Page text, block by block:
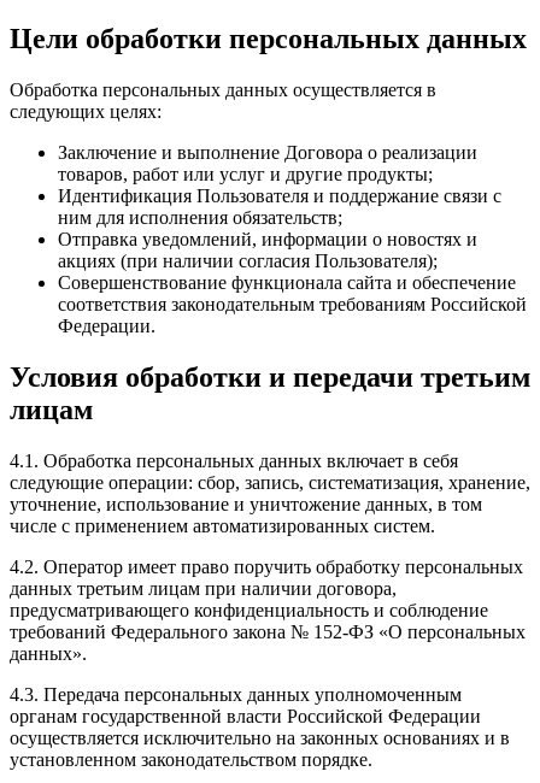
Цели обработки персональных данных
Обработка персональных данных осуществляется в
следующих целях:
Заключение и выполнение Договора о реализации
товаров, работ или услуг и другие продукты;
Идентификация Пользователя и поддержание связи с
ним для исполнения обязательств;
Отправка уведомлений, информации о новостях и
акциях (при наличии согласия Пользователя);
Совершенствование функционала сайта и обеспечение
соответствия законодательным требованиям Российской
Федерации.
Условия обработки и передачи третьим
лицам
4.1. Обработка персональных данных включает в себя
следующие операции: сбор, запись, систематизация, хранение,
уточнение, использование и уничтожение данных, в том
числе с применением автоматизированных систем.
4.2. Оператор имеет право поручить обработку персональных
данных третьим лицам при наличии договора,
предусматривающего конфиденциальность и соблюдение
требований Федерального закона № 152-ФЗ «О персональных
данных».
4.3. Передача персональных данных уполномоченным
органам государственной власти Российской Федерации
осуществляется исключительно на законных основаниях и в
установленном законодательством порядке.